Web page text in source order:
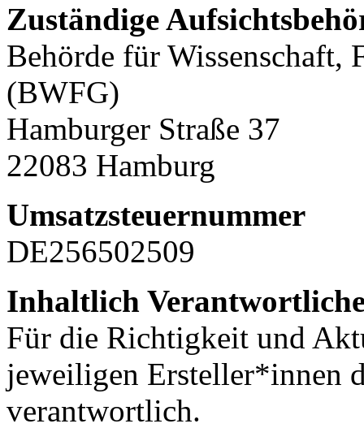
Zuständige
Behörde für Wissenschaft,
(BWFG)
Hamburger Straße 37
22083 Hamburg
Umsatzsteuernummer
DE256502509
Inhaltlich
Für die Richtigkeit und
jeweiligen Ersteller*innen
verantwortlich.